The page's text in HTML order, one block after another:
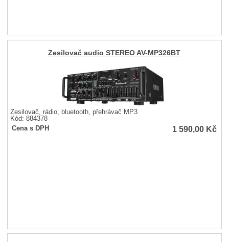
Zesilovač audio STEREO AV-MP326BT
Zesilovač, rádio, bluetooth, přehrávač MP3
Kód: 884378
Cena s DPH
1 590,00 Kč